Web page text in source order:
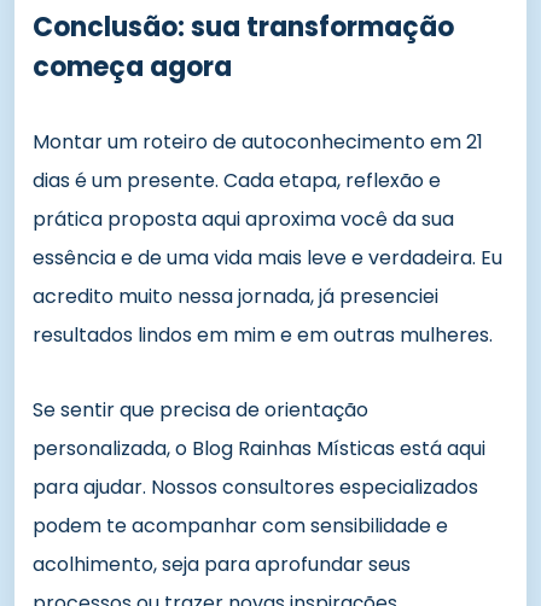
Conclusão: sua transformação
começa agora
Montar um roteiro de autoconhecimento em 21
dias é um presente. Cada etapa, reflexão e
prática proposta aqui aproxima você da sua
essência e de uma vida mais leve e verdadeira. Eu
acredito muito nessa jornada, já presenciei
resultados lindos em mim e em outras mulheres.
Se sentir que precisa de orientação
personalizada, o Blog Rainhas Místicas está aqui
para ajudar. Nossos consultores especializados
podem te acompanhar com sensibilidade e
acolhimento, seja para aprofundar seus